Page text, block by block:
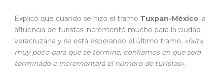
Explicó que cuando se hizo el tramo Tuxpan-México la
afluencia de turistas incrementó mucho para la ciudad
veracruzana y se está esperando el último tramo, «falta
muy poco para que se termine, confiamos en que será
terminado e incrementará el número de turistas».